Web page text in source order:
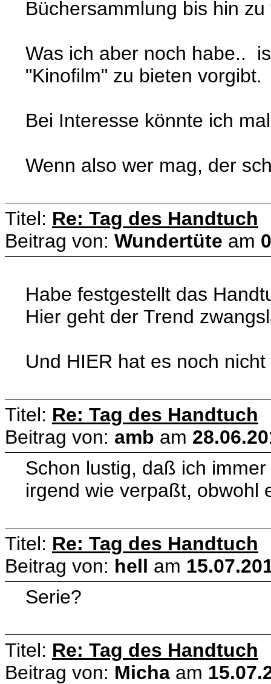
Büchersammlung bis hin
Was ich aber noch habe..
"Kinofilm" zu bieten vorgibt.
Bei Interesse könnte ich
Wenn also wer mag, der
Titel: Re: Tag des Handtuch
Beitrag von: Wundertüte am
Habe festgestellt das
Hier geht der Trend
Und HIER hat es noch
Titel: Re: Tag des Handtuch
Beitrag von: amb am
Schon lustig, daß ich
irgend wie verpaßt, obwohl
Titel: Re: Tag des Handtuch
Beitrag von: hell am
Serie?
Titel: Re: Tag des Handtuch
Beitrag von: Micha am